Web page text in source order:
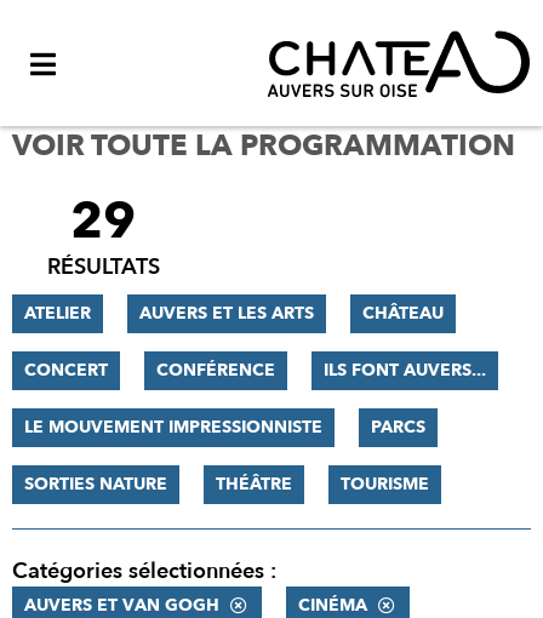
VOIR TOUTE LA PROGRAMMATION
FILTRER
RÉSULTATS
29
RÉSULTATS
ATELIER AUVERS ET LES ARTS CHÂTEAU
CONCERT CONFÉRENCE ILS FONT AUVERS...
LE MOUVEMENT IMPRESSIONNISTE PARCS
SORTIES NATURE THÉÂTRE TOURISME
Catégories sélectionnées :
AUVERS ET VAN GOGH CINÉMA